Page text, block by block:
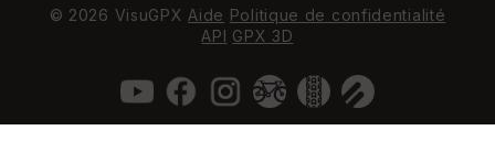
© 2026 VisuGPXAide Politique de confidentialité
API GPX 3D